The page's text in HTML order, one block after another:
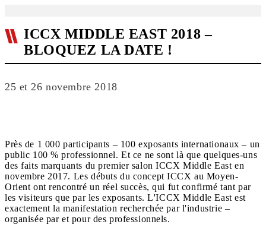
ICCX MIDDLE EAST 2018 –
BLOQUEZ LA DATE !
25 et 26 novembre 2018
Près de 1 000 participants – 100 exposants internationaux – un
public 100 % professionnel. Et ce ne sont là que quelques-uns
des faits marquants du premier salon ICCX Middle East en
novembre 2017. Les débuts du concept ICCX au Moyen-
Orient ont rencontré un réel succès, qui fut confirmé tant par
les visiteurs que par les exposants. L'ICCX Middle East est
exactement la manifestation recherchée par l'industrie –
organisée par et pour des professionnels.